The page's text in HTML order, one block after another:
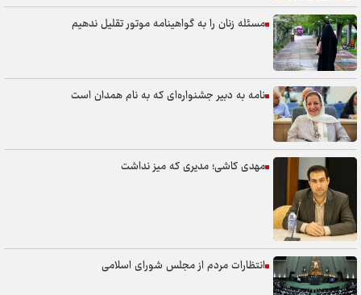
مسئله زنان را به گواهینامه موتور تقلیل ندهیم
نامه به دبیر جشنواره‌ای که به نام همدان است
مهدی کاشی؛ مدیری که میز نداشت
انتظارات مردم از مجلس شورای اسلامی